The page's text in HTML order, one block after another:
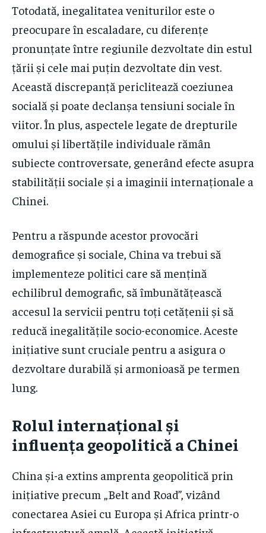
Totodată, inegalitatea veniturilor este o
preocupare în escaladare, cu diferențe
pronunțate între regiunile dezvoltate din estul
țării și cele mai puțin dezvoltate din vest.
Această discrepanță periclitează coeziunea
socială și poate declanșa tensiuni sociale în
viitor. În plus, aspectele legate de drepturile
omului și libertățile individuale rămân
subiecte controversate, generând efecte asupra
stabilității sociale și a imaginii internaționale a
Chinei.
Pentru a răspunde acestor provocări
demografice și sociale, China va trebui să
implementeze politici care să mențină
echilibrul demografic, să îmbunătățească
accesul la servicii pentru toți cetățenii și să
reducă inegalitățile socio-economice. Aceste
inițiative sunt cruciale pentru a asigura o
dezvoltare durabilă și armonioasă pe termen
lung.
Rolul internațional și
influența geopolitică a Chinei
China și-a extins amprenta geopolitică prin
inițiative precum „Belt and Road”, vizând
conectarea Asiei cu Europa și Africa printr-o